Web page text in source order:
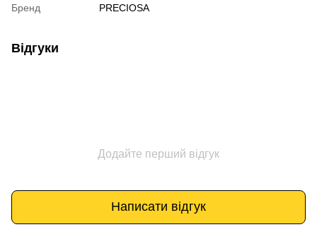
Бренд
PRECIOSA
Відгуки
Додайте перший відгук
Написати відгук